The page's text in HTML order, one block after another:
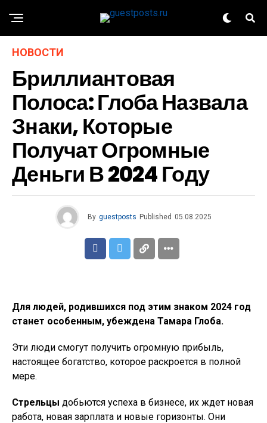
НОВОСТИ
Бриллиантовая
Полоса: Глоба Назвала
Знаки, Которые
Получат Огромные
Деньги В 2024 Году
By guestposts Published 05.08.2025
Для людей, родившихся под этим знаком 2024 год
станет особенным, убеждена Тамара Глоба.
Эти люди смогут получить огромную прибыль,
настоящее богатство, которое раскроется в полной
мере.
Стрельцы добьются успеха в бизнесе, их ждет новая
работа, новая зарплата и новые горизонты. Они